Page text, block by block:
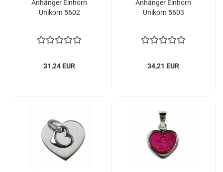
Anhänger Einhorn
Unikorn 5602
31,24 EUR
Anhänger Einhorn
Unikorn 5603
34,21 EUR